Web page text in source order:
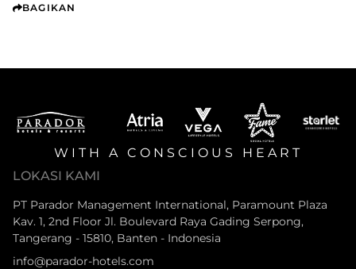
BAGIKAN
WITH A CONSCIOUS HEART
LOKASI KAMI
PT Parador Management International, Paramount Plaza
Kav. 1, 2nd Floor Jl. Boulevard Raya Gading Serpong,
Tangerang - 15810, Banten - Indonesia
info@parador-hotels.com